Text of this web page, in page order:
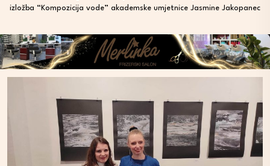
izložba “Kompozicija vode” akademske umjetnice Jasmine Jakopanec